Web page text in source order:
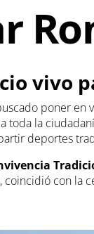
vivo
poner en
toda la
deportes
coincidió con la